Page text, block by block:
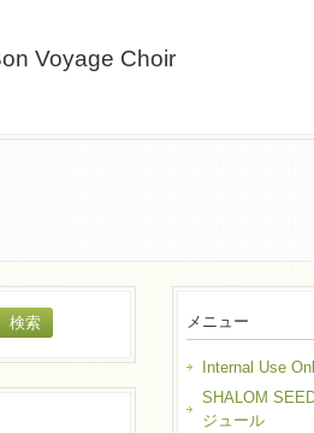
Voyage Choir
メニュー
Internal Use
SHALOM
ジュール